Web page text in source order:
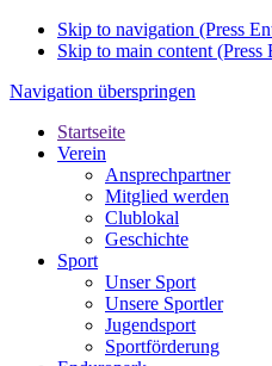
Skip to navigation (Press
Skip to main content (Press
Navigation überspringen
Startseite
Verein
Ansprechpartner
Mitglied werden
Clublokal
Geschichte
Sport
Unser Sport
Unsere Sportler
Jugendsport
Sportförderung